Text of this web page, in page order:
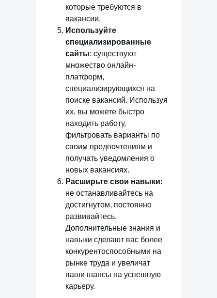
которые требуются в
вакансии.
Используйте
специализированные
сайты: существуют
множество онлайн-
платформ,
специализирующихся на
поиске вакансий. Используя
их, вы можете быстро
находить работу,
фильтровать варианты по
своим предпочтениям и
получать уведомления о
новых вакансиях.
Расширьте свои навыки:
не останавливайтесь на
достигнутом, постоянно
развивайтесь.
Дополнительные знания и
навыки сделают вас более
конкурентоспособными на
рынке труда и увеличат
ваши шансы на успешную
карьеру.